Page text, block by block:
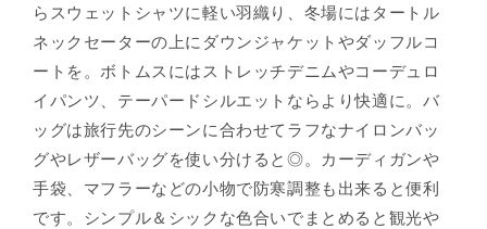
らスウェットシャツに軽い羽織り、冬場にはタートル
ネックセーターの上にダウンジャケットやダッフルコ
ートを。ボトムスにはストレッチデニムやコーデュロ
イパンツ、テーパードシルエットならより快適に。バ
ッグは旅行先のシーンに合わせてラフなナイロンバッ
グやレザーバッグを使い分けると◎。カーディガンや
手袋、マフラーなどの小物で防寒調整も出来ると便利
です。シンプル＆シックな色合いでまとめると観光や